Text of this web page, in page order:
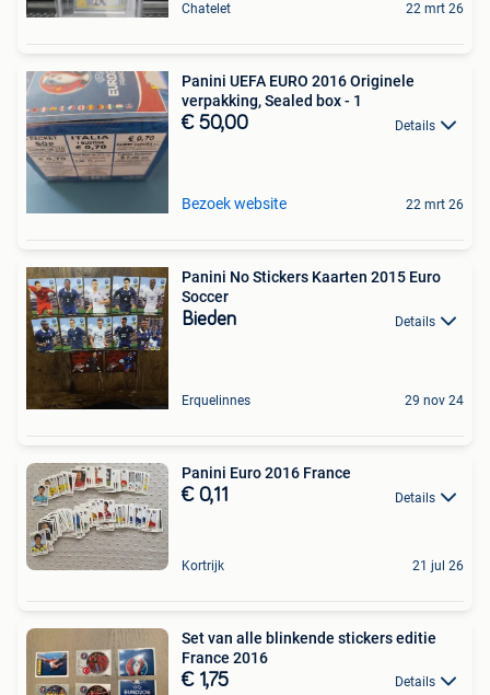
Chatelet 22 mrt 26
Panini UEFA EURO 2016 Originele
verpakking, Sealed box - 1
€ 50,00 Details
Bezoek website 22 mrt 26
Panini No Stickers Kaarten 2015 Euro
Soccer
Bieden Details
Erquelinnes 29 nov 24
Panini Euro 2016 France
€ 0,11 Details
Kortrijk 21 jul 26
Set van alle blinkende stickers editie
France 2016
€ 1,75 Details